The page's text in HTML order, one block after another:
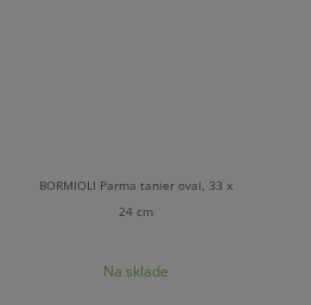
BORMIOLI Parma tanier oval, 33 x
24 cm
Na sklade